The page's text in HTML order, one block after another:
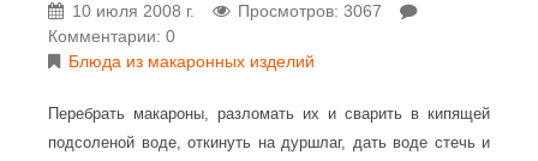
10 июля 2008 г.
Просмотров: 3067
Комментарии: 0
Блюда из макаронных изделий
Перебрать макароны, разломать их и сварить в кипящей
подсоленой воде, откинуть на дуршлаг, дать воде стечь и